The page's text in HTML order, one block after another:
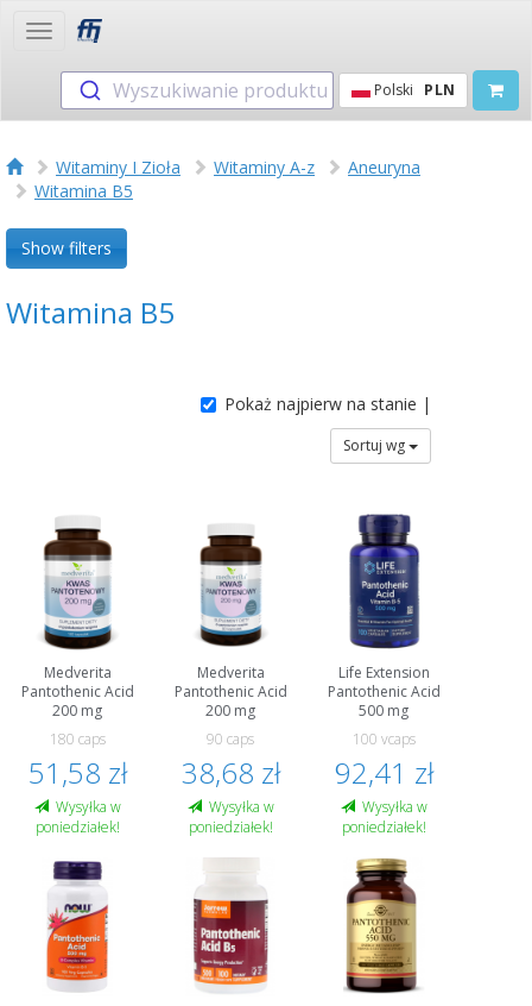
Toggle
Wyszukiwanie produktu Polski PLN
Witaminy I Zioła Witaminy A-z
Aneuryna
Witamina B5
Show filters
Witamina B5
Pokaż najpierw na stanie |
Sortuj wg
Medverita
Pantothenic Acid
200 mg
180 caps
51,58 zł
Wysyłka w
poniedziałek!
Medverita
Pantothenic Acid
200 mg
90 caps
38,68 zł
Wysyłka w
poniedziałek!
Life Extension
Pantothenic Acid
500 mg
100 vcaps
92,41 zł
Wysyłka w
poniedziałek!